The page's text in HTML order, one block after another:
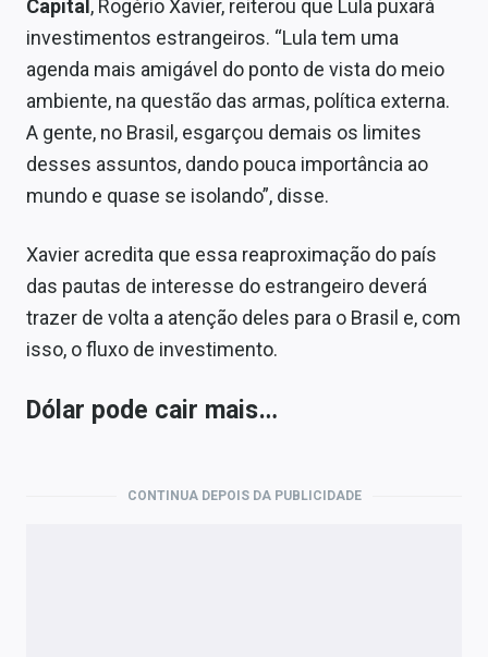
Capital , Rogério Xavier, reiterou que Lula puxará
investimentos estrangeiros. “Lula tem uma
agenda mais amigável do ponto de vista do meio
ambiente, na questão das armas, política externa.
A gente, no Brasil, esgarçou demais os limites
desses assuntos, dando pouca importância ao
mundo e quase se isolando”, disse.
Xavier acredita que essa reaproximação do país
das pautas de interesse do estrangeiro deverá
trazer de volta a atenção deles para o Brasil e, com
isso, o fluxo de investimento.
Dólar pode cair mais…
CONTINUA DEPOIS DA PUBLICIDADE